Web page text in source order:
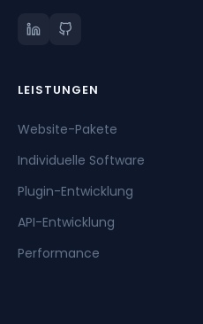
LEISTUNGEN
Website-Pakete
Individuelle Software
Plugin-Entwicklung
API-Entwicklung
Performance